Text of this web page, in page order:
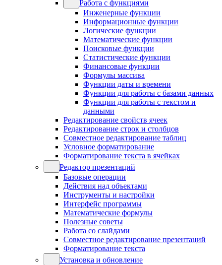
Работа с функциями
Инженерные функции
Информационные функции
Логические функции
Математические функции
Поисковые функции
Статистические функции
Финансовые функции
Формулы массива
Функции даты и времени
Функции для работы с базами данных
Функции для работы с текстом и
данными
Редактирование свойств ячеек
Редактирование строк и столбцов
Совместное редактирование таблиц
Условное форматирование
Форматирование текста в ячейках
Редактор презентаций
Базовые операции
Действия над объектами
Инструменты и настройки
Интерфейс программы
Математические формулы
Полезные советы
Работа со слайдами
Совместное редактирование презентаций
Форматирование текста
Установка и обновление